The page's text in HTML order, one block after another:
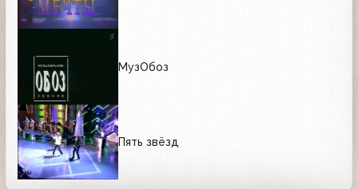
МузОбоз
Пять звёзд